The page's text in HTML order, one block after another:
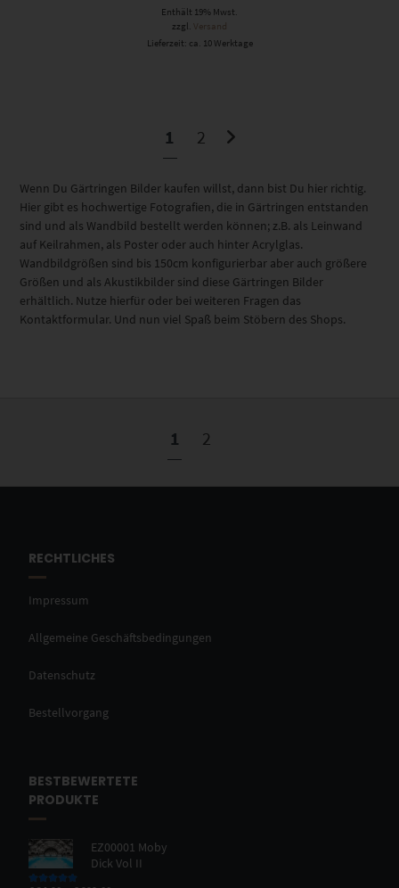
Enthält 19% Mwst.
zzgl. Versand
Lieferzeit: ca. 10 Werktage
1 2
Wenn Du Gärtringen Bilder kaufen willst, dann bist Du hier richtig.
Hier gibt es hochwertige Fotografien, die in Gärtringen entstanden
sind und als Wandbild bestellt werden können; z.B. als Leinwand
auf Keilrahmen, als Poster oder auch hinter Acrylglas.
Wandbildgrößen sind bis 150cm konfigurierbar aber auch größere
Größen und als Akustikbilder sind diese Gärtringen Bilder
erhältlich. Nutze hierfür oder bei weiteren Fragen das
Kontaktformular. Und nun viel Spaß beim Stöbern des Shops.
1 2
RECHTLICHES
Impressum
Allgemeine Geschäftsbedingungen
Datenschutz
Bestellvorgang
BESTBEWERTETE
PRODUKTE
EZ00001 Moby
Dick Vol II